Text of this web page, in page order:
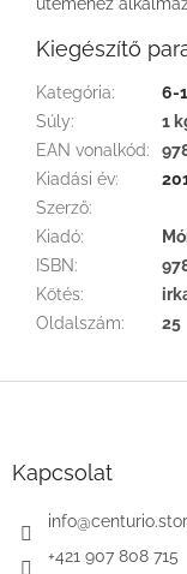
Kiegészítő
Kategória:
6-
Súly:
1
EAN vonalkód:
Kiadási év:
Szerző:
Kiadó:
ISBN:
Kötés:
Oldalszám: 25
Kapcsolat
info@
+421 907 808 715